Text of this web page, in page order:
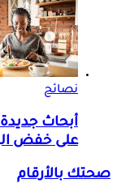
نصائح
أبحاث
على خفض
صحتك بالأرقام